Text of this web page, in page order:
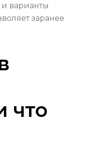
варианты
заранее
что